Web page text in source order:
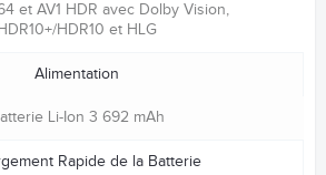
et AV1 HDR avec Dolby Vision,
HDR10 et HLG
Alimentation
Li-Ion 3 692 mAh
Rapide de la Batterie